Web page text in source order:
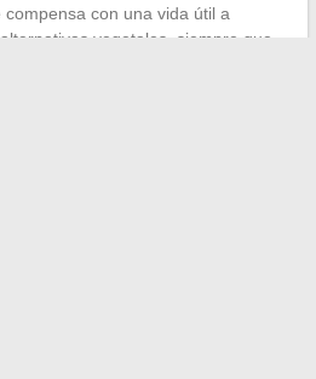
con una vida útil a
vegetales, siempre que